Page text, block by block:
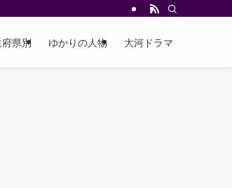
県別 ゆかりの人物 大河ドラマ